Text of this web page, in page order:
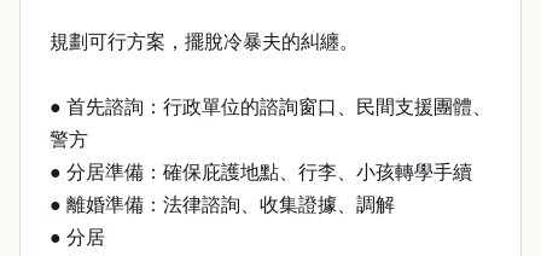
規劃可行方案，擺脫冷暴夫的糾纏。
● 首先諮詢：行政單位的諮詢窗口、民間支援團體、
警方
● 分居準備：確保庇護地點、行李、小孩轉學手續
● 離婚準備：法律諮詢、收集證據、調解
● 分居